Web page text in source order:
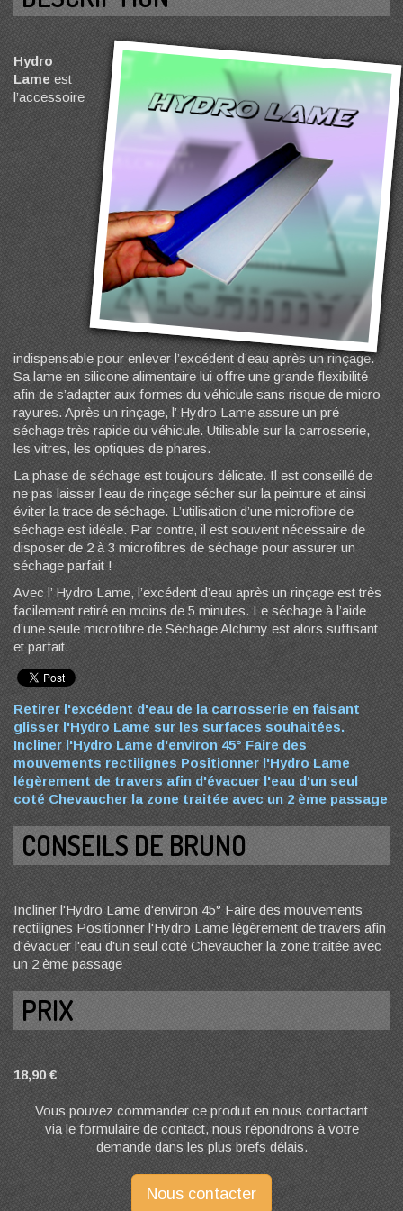
Hydro
Lame est
l’accessoire
indispensable pour enlever l’excédent d’eau après un rinçage.
Sa lame en silicone alimentaire lui offre une grande flexibilité
afin de s’adapter aux formes du véhicule sans risque de micro-
rayures. Après un rinçage, l’ Hydro Lame assure un pré –
séchage très rapide du véhicule. Utilisable sur la carrosserie,
les vitres, les optiques de phares.
La phase de séchage est toujours délicate. Il est conseillé de
ne pas laisser l’eau de rinçage sécher sur la peinture et ainsi
éviter la trace de séchage. L’utilisation d’une microfibre de
séchage est idéale. Par contre, il est souvent nécessaire de
disposer de 2 à 3 microfibres de séchage pour assurer un
séchage parfait !
Avec l’ Hydro Lame, l’excédent d’eau après un rinçage est très
facilement retiré en moins de 5 minutes. Le séchage à l’aide
d’une seule microfibre de Séchage Alchimy est alors suffisant
et parfait.
Retirer l'excédent d'eau de la carrosserie en faisant
glisser l'Hydro Lame sur les surfaces souhaitées.
Incliner l'Hydro Lame d'environ 45° Faire des
mouvements rectilignes Positionner l'Hydro Lame
légèrement de travers afin d'évacuer l'eau d'un seul
coté Chevaucher la zone traitée avec un 2 ème passage
CONSEILS DE BRUNO
Incliner l'Hydro Lame d'environ 45° Faire des mouvements
rectilignes Positionner l'Hydro Lame légèrement de travers afin
d'évacuer l'eau d'un seul coté Chevaucher la zone traitée avec
un 2 ème passage
PRIX
18,90 €
Vous pouvez commander ce produit en nous contactant
via le formulaire de contact, nous répondrons à votre
demande dans les plus brefs délais.
Nous contacter